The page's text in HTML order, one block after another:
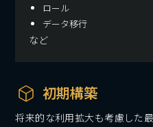
ロール
データ移行
など
初期構築
将来的な利用拡大も考慮した